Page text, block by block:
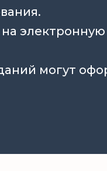
могут